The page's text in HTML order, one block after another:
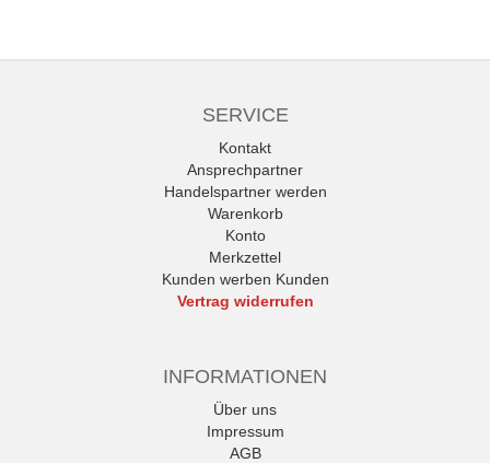
SERVICE
Kontakt
Ansprechpartner
Handelspartner werden
Warenkorb
Konto
Merkzettel
Kunden werben Kunden
Vertrag widerrufen
INFORMATIONEN
Über uns
Impressum
AGB